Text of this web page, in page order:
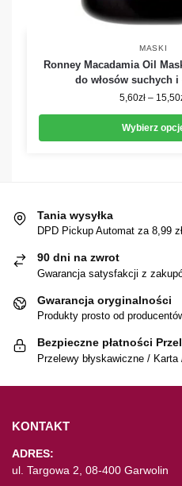
MASKI
Ronney Macadamia Oil
do włosów suchych i
5,60zł – 15,50
Wybierz
Tania wysyłka
DPD Pickup Automat za 8,99
90 dni na zwrot
Gwarancja satysfakcji z
Gwarancja oryginalności
Produkty prosto od
Bezpieczne płatności
Przelewy błyskawiczne / Karta
KONTAKT
ADRES:
ul. Targowa 2, 08-400 Garwolin